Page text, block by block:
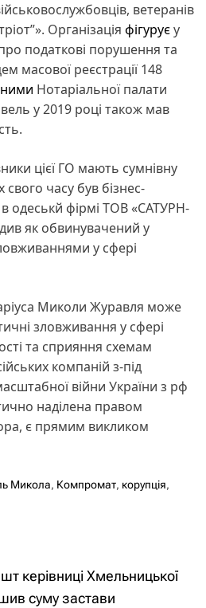
ветеранів
Організація фігуруєу
податкові порушення та
масової реєстрації 148
Нотаріальної палати
у 2019 році також мав
цієї ГО мають сумнівну
часу був бізнес-
одеськй фірмі ТОВ «САТУРН-
як обвинувачений у
у сфері
Миколи Журавля може
зловживання у сфері
та сприяння схемам
компаній з-під
війни України з рф
наділена правом
є прямим викликом
Микола, Компромат, корупція,
керівниці Хмельницької
суму застави